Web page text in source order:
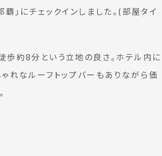
」にチェックインしました。(部屋タイ
約8分という立地の良さ。ホテル内に
れなルーフトップバーもありながら価